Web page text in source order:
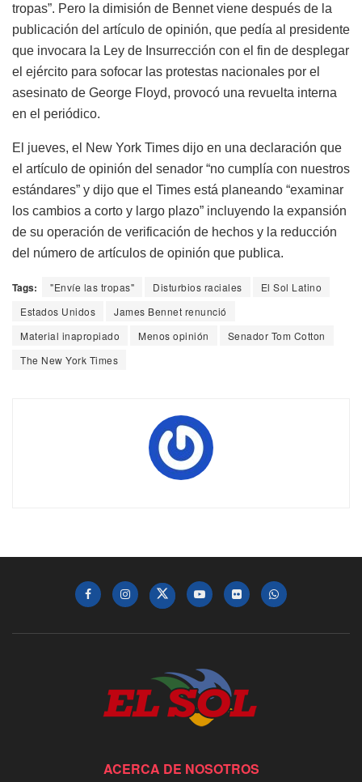
tropas”. Pero la dimisión de Bennet viene después de la
publicación del artículo de opinión, que pedía al presidente
que invocara la Ley de Insurrección con el fin de desplegar
el ejército para sofocar las protestas nacionales por el
asesinato de George Floyd, provocó una revuelta interna
en el periódico.
El jueves, el New York Times dijo en una declaración que
el artículo de opinión del senador “no cumplía con nuestros
estándares” y dijo que el Times está planeando “examinar
los cambios a corto y largo plazo” incluyendo la expansión
de su operación de verificación de hechos y la reducción
del número de artículos de opinión que publica.
Tags: "Envíe las tropas" Disturbios raciales
El Sol Latino
Estados Unidos
James Bennet renunció
Material inapropiado
Menos opinión
Senador Tom Cotton
The New York Times
ACERCA DE NOSOTROS